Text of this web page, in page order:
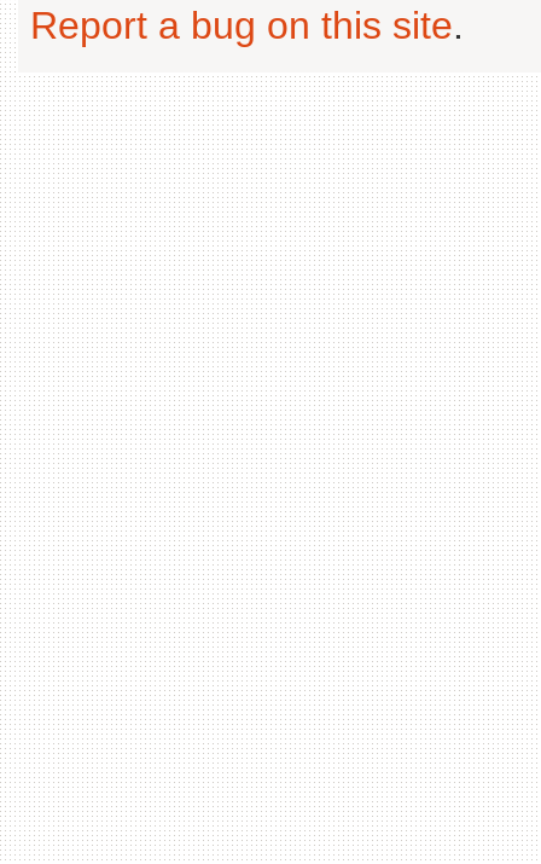
Report a bug on this site.